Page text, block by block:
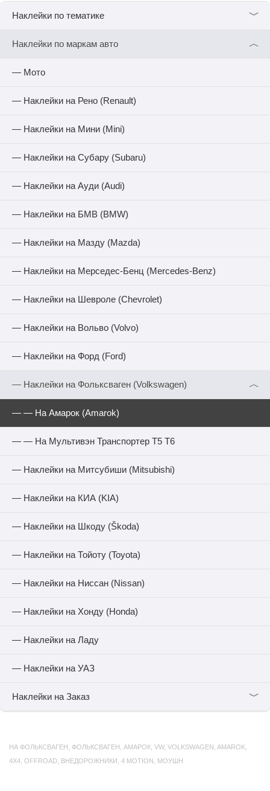
Наклейки по тематике ﹀
Наклейки по маркам авто ︿
— Мото
— Наклейки на Рено (Renault)
— Наклейки на Мини (Mini)
— Наклейки на Субару (Subaru)
— Наклейки на Ауди (Audi)
— Наклейки на БМВ (BMW)
— Наклейки на Мазду (Mazda)
— Наклейки на Мерседес-Бенц (Mercedes-Benz)
— Наклейки на Шевроле (Chevrolet)
— Наклейки на Вольво (Volvo)
— Наклейки на Форд (Ford)
— Наклейки на Фольксваген (Volkswagen) ︿
— — На Амарок (Amarok)
— — На Мультивэн Транспортер Т5 Т6
— Наклейки на Митсубиши (Mitsubishi)
— Наклейки на КИА (KIA)
— Наклейки на Шкоду (Škoda)
— Наклейки на Тойоту (Toyota)
— Наклейки на Ниссан (Nissan)
— Наклейки на Хонду (Honda)
— Наклейки на Ладу
— Наклейки на УАЗ
Наклейки на Заказ ﹀
НА ФОЛЬКСВАГЕН ФОЛЬКСВАГЕН АМАРОК VW, VOLKSWAGEN AMAROK
4X4 OFFROAD ВНЕДОРОЖНИКИ 4 MOTION МОУШН